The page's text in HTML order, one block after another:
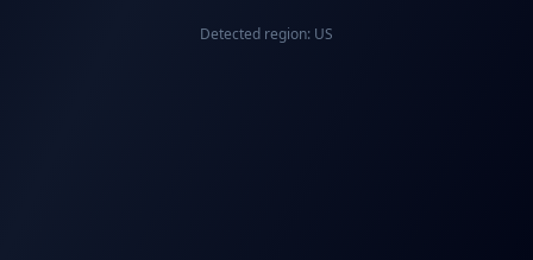
Detected region: US